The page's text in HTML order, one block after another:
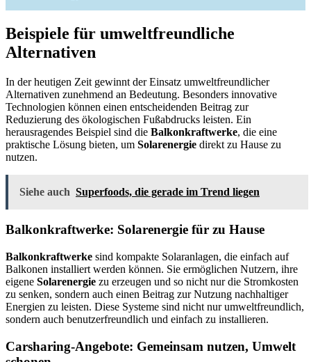
Beispiele für umweltfreundliche
Alternativen
In der heutigen Zeit gewinnt der Einsatz umweltfreundlicher
Alternativen zunehmend an Bedeutung. Besonders innovative
Technologien können einen entscheidenden Beitrag zur
Reduzierung des ökologischen Fußabdrucks leisten. Ein
herausragendes Beispiel sind die Balkonkraftwerke, die eine
praktische Lösung bieten, um Solarenergie direkt zu Hause zu
nutzen.
Siehe auch Superfoods, die gerade im Trend liegen
Balkonkraftwerke: Solarenergie für zu Hause
Balkonkraftwerke sind kompakte Solaranlagen, die einfach auf
Balkonen installiert werden können. Sie ermöglichen Nutzern, ihre
eigene Solarenergie zu erzeugen und so nicht nur die Stromkosten
zu senken, sondern auch einen Beitrag zur Nutzung nachhaltiger
Energien zu leisten. Diese Systeme sind nicht nur umweltfreundlich,
sondern auch benutzerfreundlich und einfach zu installieren.
Carsharing-Angebote: Gemeinsam nutzen, Umwelt